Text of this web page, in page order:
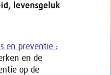
levensgeluk
en preventie :
en de
op de